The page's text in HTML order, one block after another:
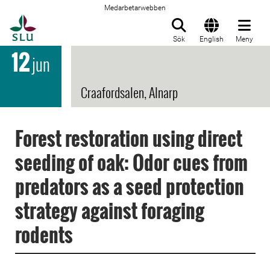
Medarbetarwebben
Sök English Meny
12jun
Craafordsalen, Alnarp
Forest restoration using direct
seeding of oak: Odor cues from
predators as a seed protection
strategy against foraging
rodents